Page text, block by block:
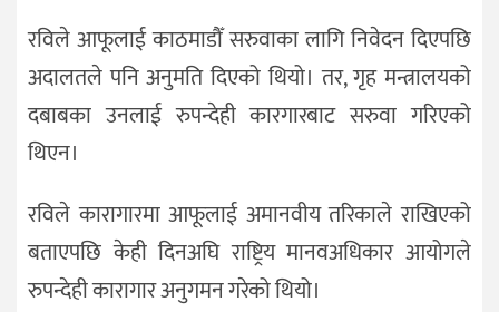
रविले आफूलाई काठमाडौँ सरुवाका लागि निवेदन दिएपछि
अदालतले पनि अनुमति दिएको थियो। तर, गृह मन्त्रालयको
दबाबका उनलाई रुपन्देही कारगारबाट सरुवा गरिएको
थिएन।
रविले कारागारमा आफूलाई अमानवीय तरिकाले राखिएको
बताएपछि केही दिनअघि राष्ट्रिय मानवअधिकार आयोगले
रुपन्देही कारागार अनुगमन गरेको थियो।